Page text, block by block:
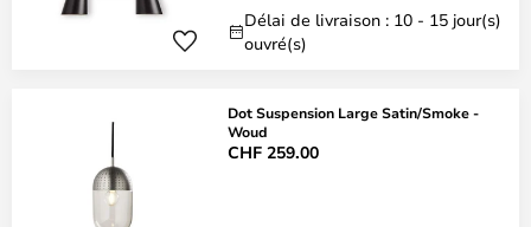
Délai de livraison : 10 - 15 jour(s)
ouvré(s)
Dot Suspension Large Satin/Smoke -
Woud
CHF 259.00